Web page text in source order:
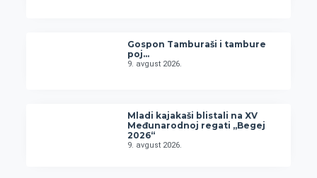
Gospon Tamburaši i tambure
poj…
9. avgust 2026.
Mladi kajakaši blistali na XV
Međunarodnoj regati „Begej
2026“
9. avgust 2026.